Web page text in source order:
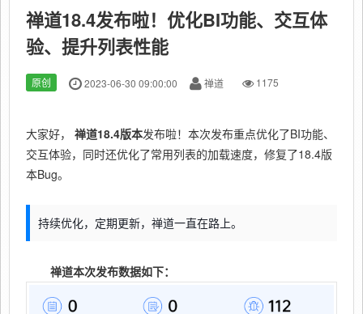
禅道18.4发布啦！优化BI功能、交互体
验、提升列表性能
原创 2023-06-30 09:00:00 禅道 1175
大家好， 禅道18.4版本发布啦！本次发布重点优化了BI功能、
交互体验，同时还优化了常用列表的加载速度，修复了18.4版
本Bug。
持续优化，定期更新，禅道一直在路上。
禅道本次发布数据如下：